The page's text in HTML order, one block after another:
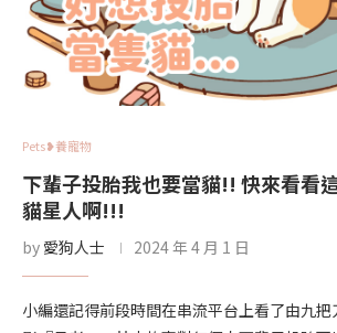
Pets❥養寵物
下輩子投胎我也要當貓!! 快來看看
貓星人啊!!!
by 愛狗人士 2024 年 4 月 1 日
小編還記得前段時間在串流平台上看了由九